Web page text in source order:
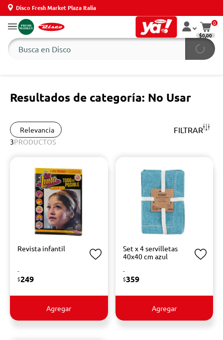
Disco Fresh Market Plaza Italia
0
$0,00
Resultados de categoría: No Usar
Relevancia FILTRAR
3PRODUCTOS
Revista infantil
-
$249
Agregar
Set x 4 servilletas
40x40 cm azul
-
$359
Agregar